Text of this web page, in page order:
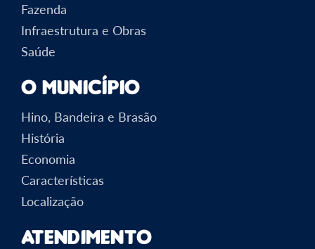
Fazenda
Infraestrutura e Obras
Saúde
O Município
Hino, Bandeira e Brasão
História
Economia
Características
Localização
Atendimento